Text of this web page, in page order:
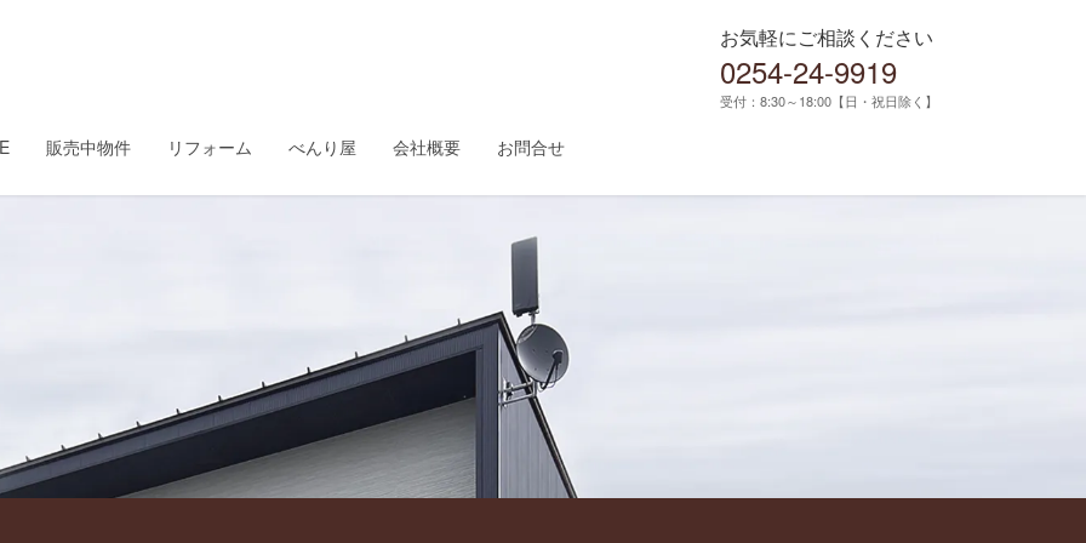
お気軽にご相談ください
0254-24-9919
受付：8:30～18:00【日・祝日除く】
販売中物件 リフォーム べんり屋 会社概要 お問合せ